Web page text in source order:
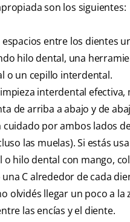
son los siguientes:
entre los dientes
hilo dental, una
o un cepillo interdental.
interdental efectiva,
de arriba a abajo y de
por ambos lados
las muelas). Si estás
o hilo dental con mango,
C alrededor de cada
olvidés llegar un poco a la
las encías y el diente.